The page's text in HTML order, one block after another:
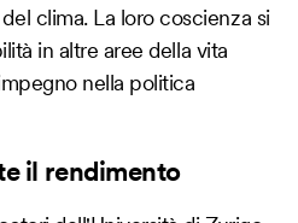
clima. La loro coscienza si
in altre aree della vita
nella politica
il rendimento